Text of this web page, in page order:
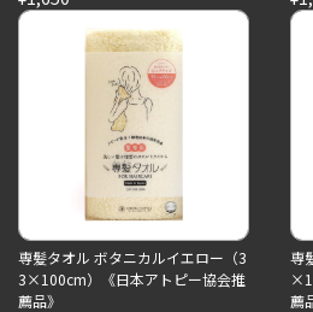
専髪タオル ボタニカルイエロー（3
3×100cm）《日本アトピー協会推
薦品》
専
薦